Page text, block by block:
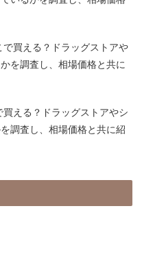
買える？ドラッグストアや
を調査し、相場価格と共に
える？ドラッグストアやシ
調査し、相場価格と共に紹